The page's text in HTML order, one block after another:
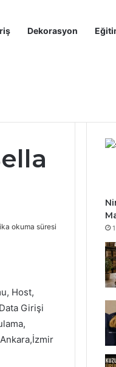
Dekorasyon
okuma süresi
Host,
Girişi